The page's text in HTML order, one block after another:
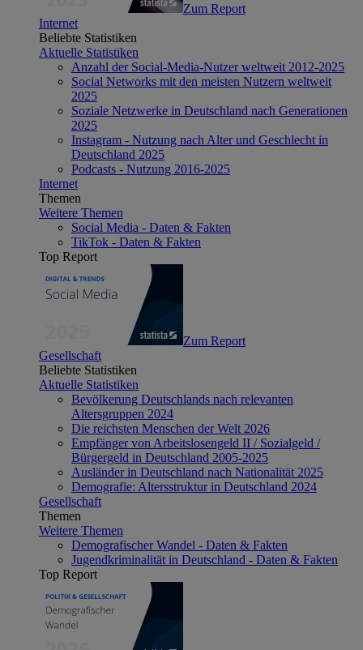
Zum Report
Internet
Beliebte Statistiken
Aktuelle Statistiken
Anzahl der Social-Media-Nutzer weltweit 2012-2025
Social Networks mit den meisten Nutzern weltweit
2025
Soziale Netzwerke in Deutschland nach Generationen
2025
Instagram - Nutzung nach Alter und Geschlecht in
Deutschland 2025
Podcasts - Nutzung 2016-2025
Internet
Themen
Weitere Themen
Social Media - Daten & Fakten
TikTok - Daten & Fakten
Top Report
Zum Report
Gesellschaft
Beliebte Statistiken
Aktuelle Statistiken
Bevölkerung Deutschlands nach relevanten
Altersgruppen 2024
Die reichsten Menschen der Welt 2026
Empfänger von Arbeitslosengeld II / Sozialgeld /
Bürgergeld in Deutschland 2005-2025
Ausländer in Deutschland nach Nationalität 2025
Demografie: Altersstruktur in Deutschland 2024
Gesellschaft
Themen
Weitere Themen
Demografischer Wandel - Daten & Fakten
Jugendkriminalität in Deutschland - Daten & Fakten
Top Report